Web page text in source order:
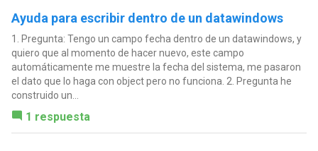
Ayuda para escribir dentro de un datawindows
1. Pregunta: Tengo un campo fecha dentro de un datawindows, y
quiero que al momento de hacer nuevo, este campo
automáticamente me muestre la fecha del sistema, me pasaron
el dato que lo haga con object pero no funciona. 2. Pregunta he
construido un...
1 respuesta